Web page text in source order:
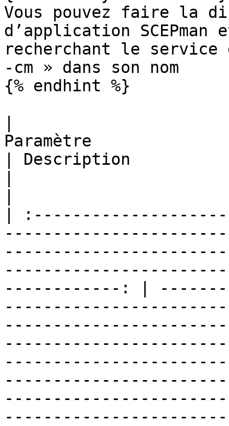
Vous pouvez faire la
d’application
recherchant le
-cm » dans son nom
{% endhint %}
Paramètre
| Description
|
------------: |